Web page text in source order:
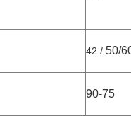
42 / 50/
90-75